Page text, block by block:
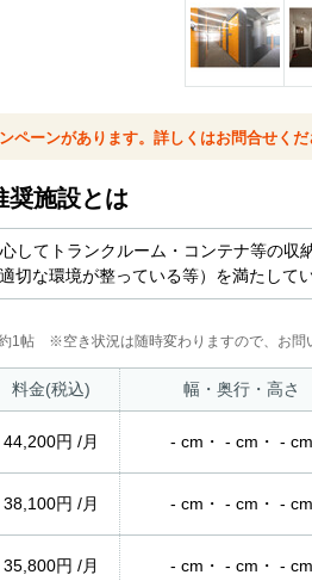
ペーンがあります。詳しくはお問合せくだ
奨施設とは
してトランクルーム・コンテナ等の収
切な環境が整っている等）を満たして
1帖 ※空き状況は随時変わりますので、お問
料金(税込) 幅・奥行・高さ
44,200円 /月 - cm・ - cm・ - cm
38,100円 /月 - cm・ - cm・ - cm
35,800円 /月 - cm・ - cm・ - cm